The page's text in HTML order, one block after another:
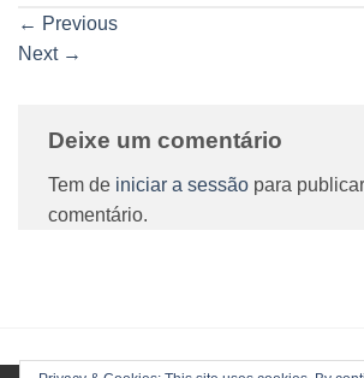
← Previous
Next →
Deixe um comentário
Tem de iniciar a sessão para
comentário.